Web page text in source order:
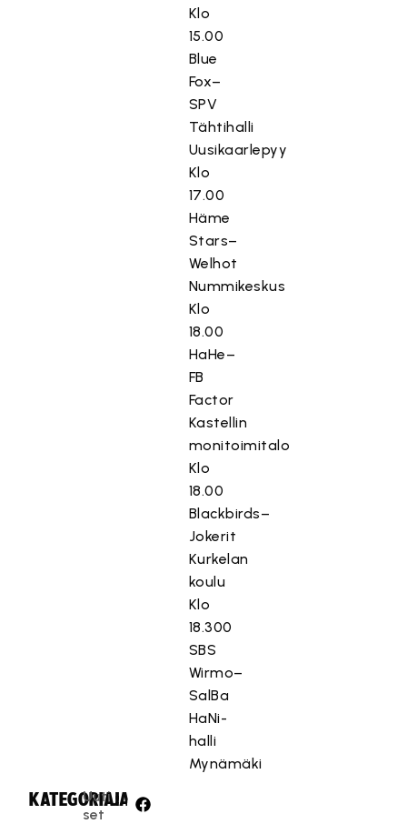
Klo
15.00
Blue
Fox–
SPV
Tähtihalli
Uusikaarlepyy
Klo
17.00
Häme
Stars–
Welhot
Nummikeskus
Klo
18.00
HaHe–
FB
Factor
Kastellin
monitoimitalo
Klo
18.00
Blackbirds–
Jokerit
Kurkelan
koulu
Klo
18.300
SBS
Wirmo–
SalBa
HaNi-
halli
Mynämäki
KATEGORIA:
Uuti
set
JAA: